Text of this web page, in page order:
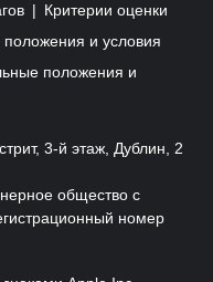
Критерии оценки
и условия
положения и
3-й этаж, Дублин, 2
общество с
номер